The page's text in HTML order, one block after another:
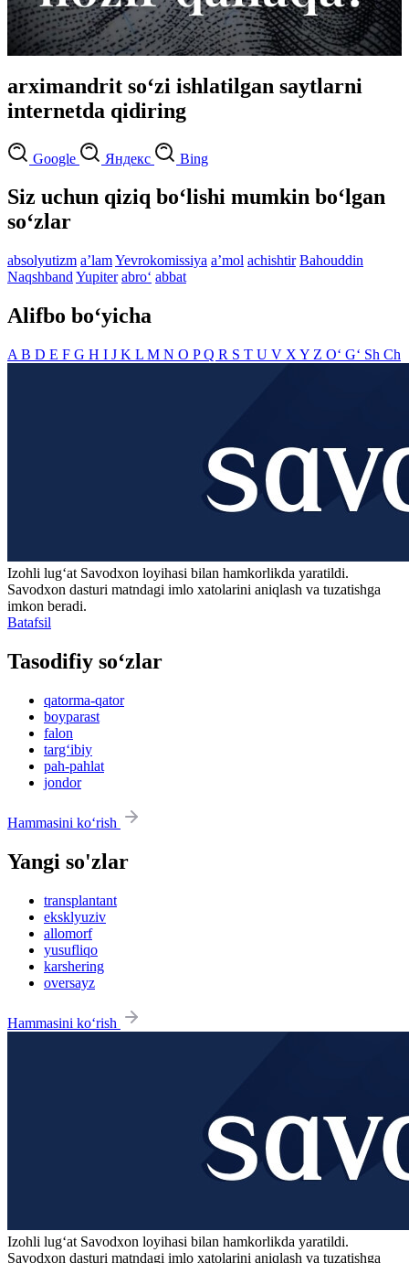
arximandrit so‘zi ishlatilgan saytlarni
internetda qidiring
Google Яндекс Bing
Siz uchun qiziq bo‘lishi mumkin bo‘lgan
so‘zlar
absolyutizm aʼlamYevrokomissiya aʼmol achishtir Bahouddin
Naqshband Yupiter abro‘ abbat
Alifbo bo‘yicha
A B D E F G H I J K L M N O PQ R S T U V X Y Z O‘ G‘ Sh Ch
Izohli lugʻat Savodxon loyihasi bilan hamkorlikda yaratildi.
Savodxon dasturi matndagi imlo xatolarini aniqlash va tuzatishga
imkon beradi.
Batafsil
Tasodifiy so‘zlar
qatorma-qator
boyparast
falon
targ‘ibiy
pah-pahlat
jondor
Hammasini ko‘rish
Yangi so'zlar
transplantant
eksklyuziv
allomorf
yusufliqo
karshering
oversayz
Hammasini ko‘rish
Izohli lugʻat Savodxon loyihasi bilan hamkorlikda yaratildi.
Savodxon dasturi matndagi imlo xatolarini aniqlash va tuzatishga